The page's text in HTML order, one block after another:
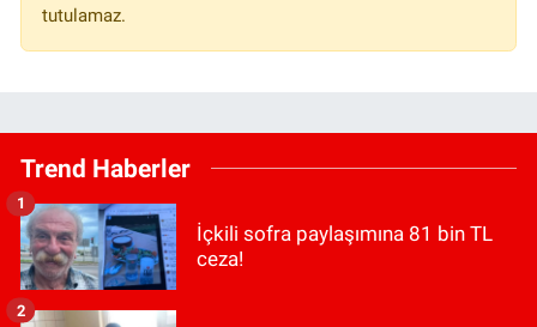
tutulamaz.
Trend Haberler
İçkili sofra paylaşımına 81 bin TL
ceza!
1
2